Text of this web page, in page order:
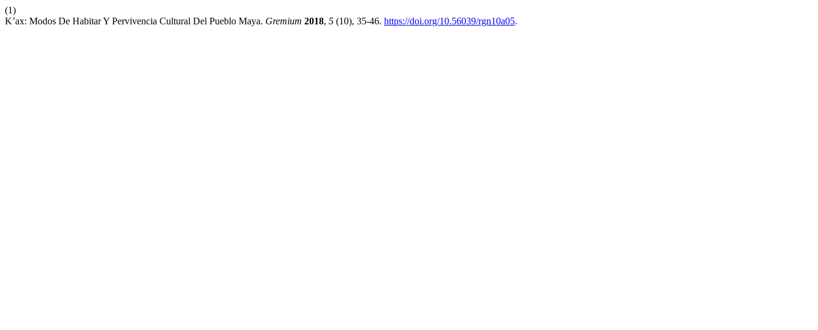
(1)
K’ax: Modos De Habitar Y Pervivencia Cultural Del Pueblo Maya. Gremium 2018, 5 (10), 35-46. https://doi.org/10.56039/rgn10a05.